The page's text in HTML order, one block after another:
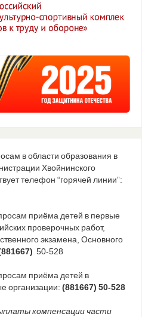
в области образования в
Хвойнинского
телефон “горячей линии”:
приёма детей в первые
проверочных работ,
экзамена, Основного
50-528
приёма детей в
организации: (881667) 50-528
компенсации части